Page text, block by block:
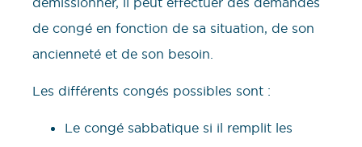
de congé en fonction de sa situation, de son
ancienneté et de son besoin.
Les différents congés possibles sont :
Le congé sabbatique si il remplit les